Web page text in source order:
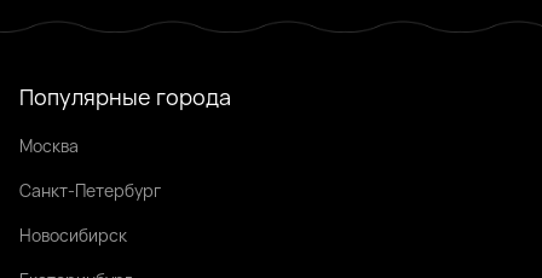
Популярные города
Москва
Санкт-Петербург
Новосибирск